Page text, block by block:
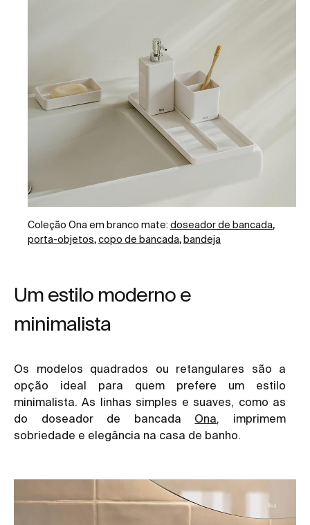
Coleção Ona em branco mate: doseador de bancada,
porta-objetos,copo de bancada,bandeja
Um estilo moderno e
minimalista
Os modelos quadrados ou retangulares são a
opção ideal para quem prefere um estilo
minimalista. As linhas simples e suaves, como as
do doseador de bancada Ona , imprimem
sobriedade e elegância na casa de banho.